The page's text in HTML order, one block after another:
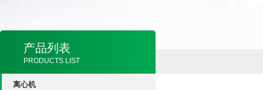
产品列表
PRODUCTS LIST
离心机